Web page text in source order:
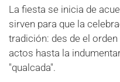
La fiesta se inicia de
sirven para que la
tradición: des de el
actos hasta la
"qualcada".